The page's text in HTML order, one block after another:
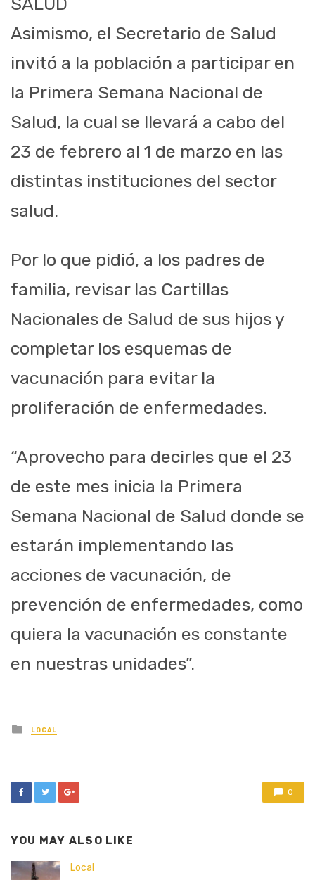
SALUD
Asimismo, el Secretario de Salud
invitó a la población a participar en
la Primera Semana Nacional de
Salud, la cual se llevará a cabo del
23 de febrero al 1 de marzo en las
distintas instituciones del sector
salud.
Por lo que pidió, a los padres de
familia, revisar las Cartillas
Nacionales de Salud de sus hijos y
completar los esquemas de
vacunación para evitar la
proliferación de enfermedades.
“Aprovecho para decirles que el 23
de este mes inicia la Primera
Semana Nacional de Salud donde se
estarán implementando las
acciones de vacunación, de
prevención de enfermedades, como
quiera la vacunación es constante
en nuestras unidades”.
Posted
in
LOCAL
0
YOU MAY ALSO LIKE
Local